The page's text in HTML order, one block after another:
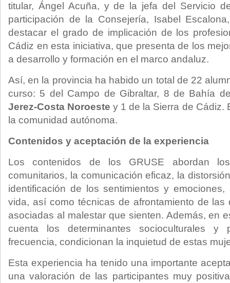
titular, Ángel Acuña, y de la jefa del Servicio
participación de la Consejería, Isabel
destacar el grado de implicación de los
Cádiz en esta iniciativa, que presenta de los
a desarrollo y formación en el marco andaluz.
Así, en la provincia ha habido un total de 22
curso: 5 del Campo de Gibraltar, 8 de Bahía
Jerez-Costa Noroeste y 1 de la Sierra de Cádiz.
la comunidad autónoma.
Contenidos y aceptación de la experiencia
Los contenidos de los GRUSE abordan
comunitarios, la comunicación eficaz, la
identificación de los sentimientos y
vida, así como técnicas de afrontamiento de
asociadas al malestar que sienten. Además, en
cuenta los determinantes socioculturales y
frecuencia, condicionan la inquietud de estas
Esta experiencia ha tenido una importante
una valoración de las participantes muy